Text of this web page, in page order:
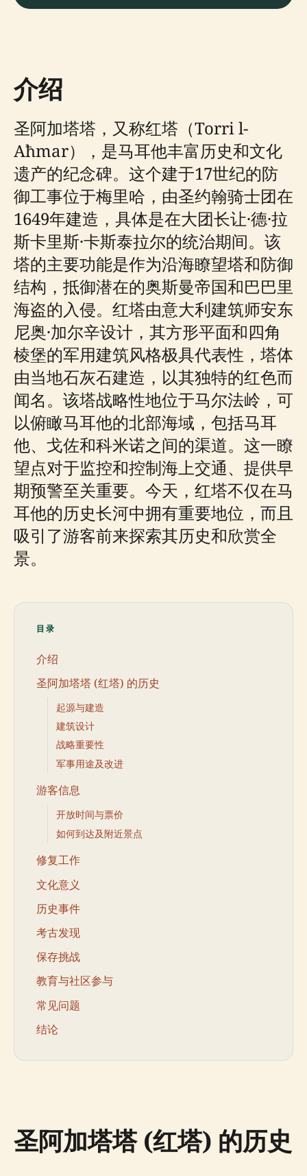
介绍
圣阿加塔塔，又称红塔（Torri l-
Aħmar），是马耳他丰富历史和文化
遗产的纪念碑。这个建于17世纪的防
御工事位于梅里哈，由圣约翰骑士团在
1649年建造，具体是在大团长让·德·拉
斯卡里斯·卡斯泰拉尔的统治期间。该
塔的主要功能是作为沿海瞭望塔和防御
结构，抵御潜在的奥斯曼帝国和巴巴里
海盗的入侵。红塔由意大利建筑师安东
尼奥·加尔辛设计，其方形平面和四角
棱堡的军用建筑风格极具代表性，塔体
由当地石灰石建造，以其独特的红色而
闻名。该塔战略性地位于马尔法岭，可
以俯瞰马耳他的北部海域，包括马耳
他、戈佐和科米诺之间的渠道。这一瞭
望点对于监控和控制海上交通、提供早
期预警至关重要。今天，红塔不仅在马
耳他的历史长河中拥有重要地位，而且
吸引了游客前来探索其历史和欣赏全
景。
目录
介绍
圣阿加塔塔 (红塔) 的历史
起源与建造
建筑设计
战略重要性
军事用途及改进
游客信息
开放时间与票价
如何到达及附近景点
修复工作
文化意义
历史事件
考古发现
保存挑战
教育与社区参与
常见问题
结论
圣阿加塔塔 (红塔) 的历史